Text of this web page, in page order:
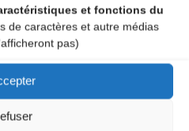
et fonctions du
de caractères et autre médias
pas)
: